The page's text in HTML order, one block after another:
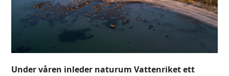
Under våren inleder naturum Vattenriket ett